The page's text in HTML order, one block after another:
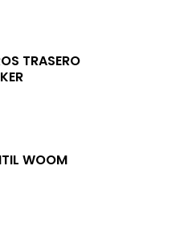
TRASERO
WOOM